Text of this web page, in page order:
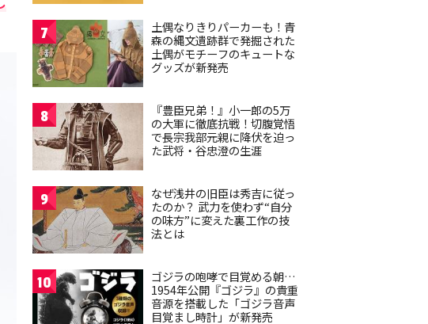
7
土偶なりきりパーカーも！青
森の縄文遺跡群で発掘された
土偶がモチーフのキュートな
グッズが新発売
8
『豊臣兄弟！』小一郎の5万
の大軍に徹底抗戦！切腹覚悟
で長宗我部元親に降伏を迫っ
た武将・谷忠澄の生涯
9
なぜ浅井の旧臣は秀吉に従っ
たのか？ 武力を使わず“自分
の味方”に変えた裏工作の技
法とは
10
ゴジラの咆哮で目覚める朝…
1954年公開『ゴジラ』の貴重
音源を搭載した「ゴジラ音声
目覚まし時計」が新発売